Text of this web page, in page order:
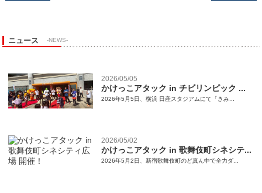
ニュース -NEWS-
2026/05/05
かけっこアタック in チビリンピック ...
2026年5月5日、横浜 日産スタジアムにて「きみ...
2026/05/02
かけっこアタック in 歌舞伎町シネシテ...
2026年5月2日、新宿歌舞伎町のど真ん中で全力ダ...